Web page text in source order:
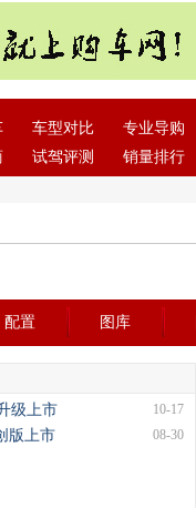
车型对比
专业导购
试驾评测 销量排行
配置 图库
级上市 10-17
版上市 08-30